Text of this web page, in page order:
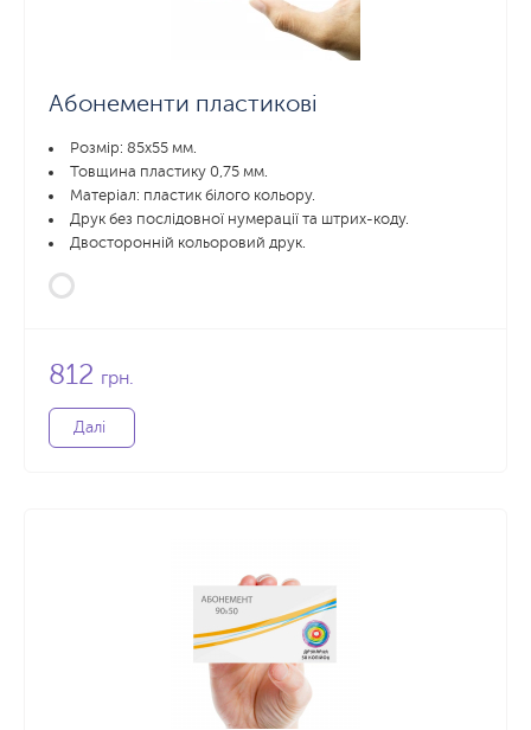
Абонементи пластикові
Розмір: 85x55 мм.
Товщина пластику 0,75 мм.
Матеріал: пластик білого кольору.
Друк без послідовної нумерації та штрих-коду.
Двосторонній кольоровий друк.
812 грн.
Далі